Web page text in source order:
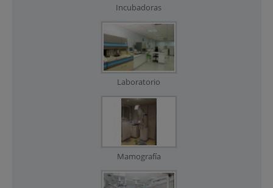
Incubadoras
Laboratorio
Mamografía